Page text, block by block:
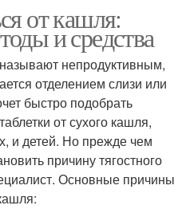
от кашля:
и средства
непродуктивным,
отделением слизи или
быстро подобрать
от сухого кашля,
и детей. Но прежде чем
причину тягостного
Основные причины